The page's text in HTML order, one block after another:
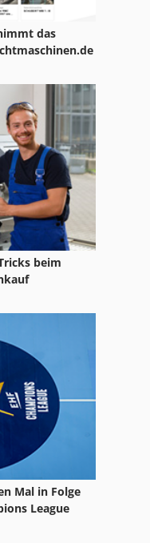
das
beim
Mal in Folge
League